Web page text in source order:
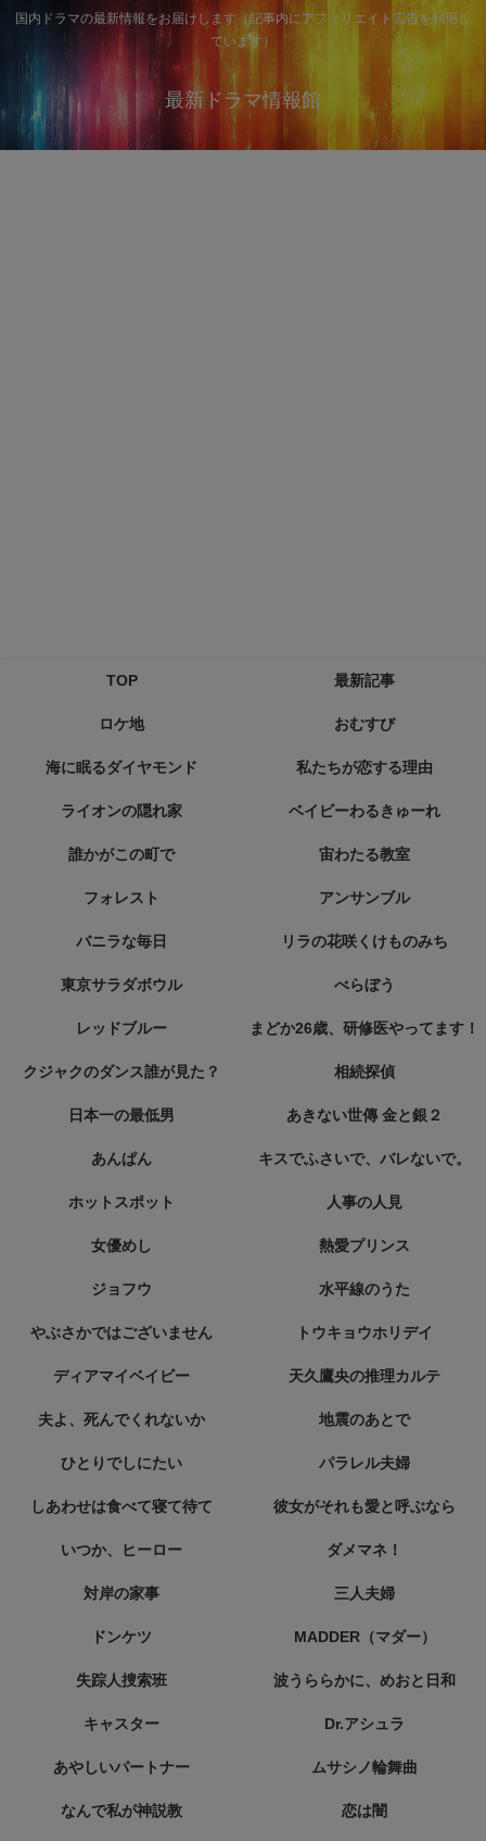
国内ドラマの最新情報をお届けします（記事内にアフィリエイト広告を利用し
ています）
最新ドラマ情報館
TOP 最新記事
ロケ地 おむすび
海に眠るダイヤモンド 私たちが恋する理由
ライオンの隠れ家 ベイビーわるきゅーれ
誰かがこの町で 宙わたる教室
フォレスト アンサンブル
バニラな毎日 リラの花咲くけものみち
東京サラダボウル べらぼう
レッドブルー まどか26歳、研修医やってます！
クジャクのダンス誰が見た？ 相続探偵
日本一の最低男 あきない世傳 金と銀２
あんぱん キスでふさいで、バレないで。
ホットスポット 人事の人見
女優めし 熱愛プリンス
ジョフウ 水平線のうた
やぶさかではございません トウキョウホリデイ
ディアマイベイビー 天久鷹央の推理カルテ
夫よ、死んでくれないか 地震のあとで
ひとりでしにたい パラレル夫婦
しあわせは食べて寝て待て 彼女がそれも愛と呼ぶなら
いつか、ヒーロー ダメマネ！
対岸の家事 三人夫婦
ドンケツ MADDER（マダー）
失踪人捜索班 波うららかに、めおと日和
キャスター Dr.アシュラ
あやしいパートナー ムサシノ輪舞曲
なんで私が神説教 恋は闇